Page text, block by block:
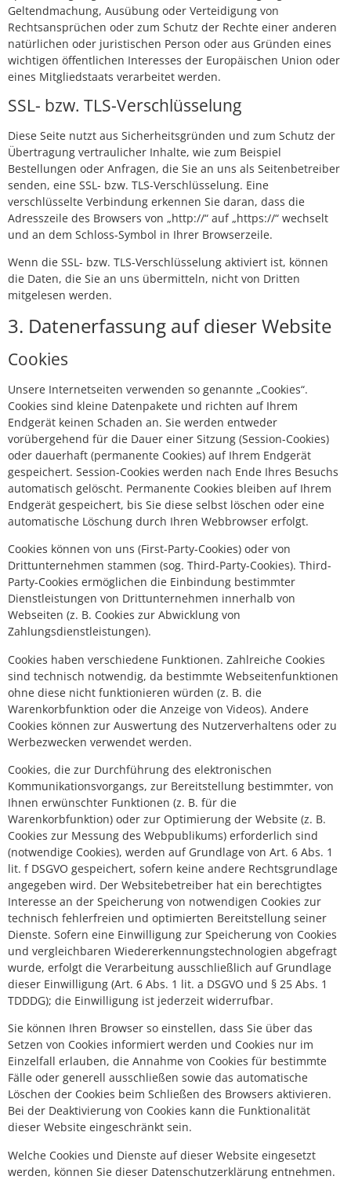
Geltendmachung, Ausübung oder Verteidigung von
Rechtsansprüchen oder zum Schutz der Rechte einer anderen
natürlichen oder juristischen Person oder aus Gründen eines
wichtigen öffentlichen Interesses der Europäischen Union oder
eines Mitgliedstaats verarbeitet werden.
SSL- bzw. TLS-Verschlüsselung
Diese Seite nutzt aus Sicherheitsgründen und zum Schutz der
Übertragung vertraulicher Inhalte, wie zum Beispiel
Bestellungen oder Anfragen, die Sie an uns als Seitenbetreiber
senden, eine SSL- bzw. TLS-Verschlüsselung. Eine
verschlüsselte Verbindung erkennen Sie daran, dass die
Adresszeile des Browsers von „http://“ auf „https://“ wechselt
und an dem Schloss-Symbol in Ihrer Browserzeile.
Wenn die SSL- bzw. TLS-Verschlüsselung aktiviert ist, können
die Daten, die Sie an uns übermitteln, nicht von Dritten
mitgelesen werden.
3. Datenerfassung auf dieser Website
Cookies
Unsere Internetseiten verwenden so genannte „Cookies“.
Cookies sind kleine Datenpakete und richten auf Ihrem
Endgerät keinen Schaden an. Sie werden entweder
vorübergehend für die Dauer einer Sitzung (Session-Cookies)
oder dauerhaft (permanente Cookies) auf Ihrem Endgerät
gespeichert. Session-Cookies werden nach Ende Ihres Besuchs
automatisch gelöscht. Permanente Cookies bleiben auf Ihrem
Endgerät gespeichert, bis Sie diese selbst löschen oder eine
automatische Löschung durch Ihren Webbrowser erfolgt.
Cookies können von uns (First-Party-Cookies) oder von
Drittunternehmen stammen (sog. Third-Party-Cookies). Third-
Party-Cookies ermöglichen die Einbindung bestimmter
Dienstleistungen von Drittunternehmen innerhalb von
Webseiten (z. B. Cookies zur Abwicklung von
Zahlungsdienstleistungen).
Cookies haben verschiedene Funktionen. Zahlreiche Cookies
sind technisch notwendig, da bestimmte Webseitenfunktionen
ohne diese nicht funktionieren würden (z. B. die
Warenkorbfunktion oder die Anzeige von Videos). Andere
Cookies können zur Auswertung des Nutzerverhaltens oder zu
Werbezwecken verwendet werden.
Cookies, die zur Durchführung des elektronischen
Kommunikationsvorgangs, zur Bereitstellung bestimmter, von
Ihnen erwünschter Funktionen (z. B. für die
Warenkorbfunktion) oder zur Optimierung der Website (z. B.
Cookies zur Messung des Webpublikums) erforderlich sind
(notwendige Cookies), werden auf Grundlage von Art. 6 Abs. 1
lit. f DSGVO gespeichert, sofern keine andere Rechtsgrundlage
angegeben wird. Der Websitebetreiber hat ein berechtigtes
Interesse an der Speicherung von notwendigen Cookies zur
technisch fehlerfreien und optimierten Bereitstellung seiner
Dienste. Sofern eine Einwilligung zur Speicherung von Cookies
und vergleichbaren Wiedererkennungstechnologien abgefragt
wurde, erfolgt die Verarbeitung ausschließlich auf Grundlage
dieser Einwilligung (Art. 6 Abs. 1 lit. a DSGVO und § 25 Abs. 1
TDDDG); die Einwilligung ist jederzeit widerrufbar.
Sie können Ihren Browser so einstellen, dass Sie über das
Setzen von Cookies informiert werden und Cookies nur im
Einzelfall erlauben, die Annahme von Cookies für bestimmte
Fälle oder generell ausschließen sowie das automatische
Löschen der Cookies beim Schließen des Browsers aktivieren.
Bei der Deaktivierung von Cookies kann die Funktionalität
dieser Website eingeschränkt sein.
Welche Cookies und Dienste auf dieser Website eingesetzt
werden, können Sie dieser Datenschutzerklärung entnehmen.